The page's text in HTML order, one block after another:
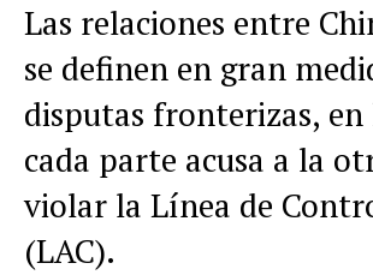
Las relaciones entre
se definen en gran
disputas fronterizas, en
cada parte acusa a la
violar la Línea de
(LAC).